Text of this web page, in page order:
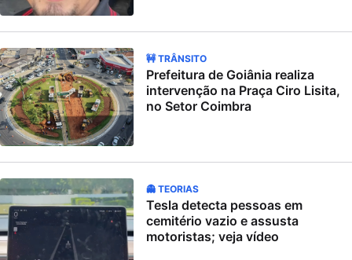
🚧 TRÂNSITO
Prefeitura de Goiânia realiza
intervenção na Praça Ciro Lisita,
no Setor Coimbra
👻 TEORIAS
Tesla detecta pessoas em
cemitério vazio e assusta
motoristas; veja vídeo